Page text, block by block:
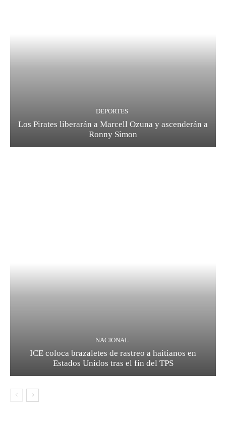
DEPORTES
Los Pirates liberarán a Marcell Ozuna y ascenderán a
Ronny Simon
NACIONAL
ICE coloca brazaletes de rastreo a haitianos en
Estados Unidos tras el fin del TPS